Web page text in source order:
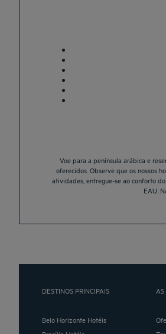
Voe para a península arábica e
oferecidos. Observe que os nossos
atividades, entregue-se ao conforto
EAU.
DESTINOS PRINCIPAIS
Belo Horizonte Hotéis
AS